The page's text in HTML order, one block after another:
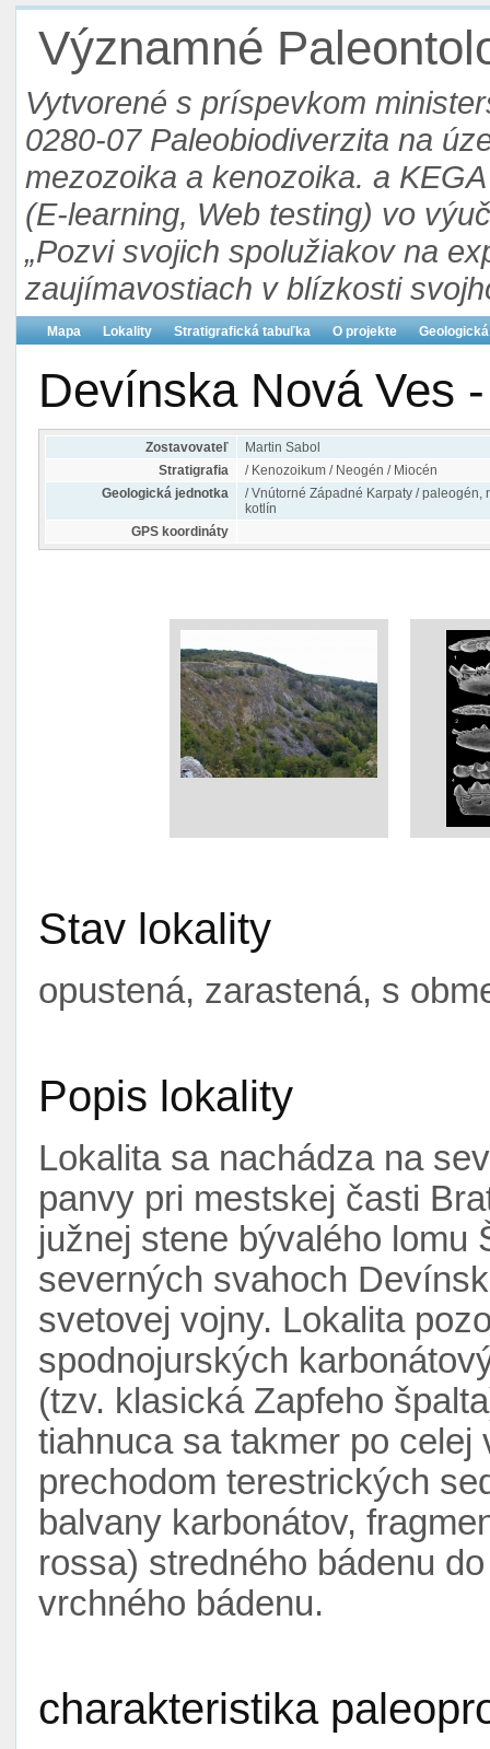
Významné
Vytvorené s príspevkom
0280-07 Paleobiodiverzita na
mezozoika a kenozoika. a
(E-learning, Web testing) vo
„Pozvi svojich spolužiakov na
zaujímavostiach v blízkosti
Mapa Lokality Stratigrafická tabuľka O projekte
Devínska Nová Ves
Zostavovateľ
Martin Sabol
Stratigrafia
/ Kenozoikum / Neogén / Miocén
Geologická jednotka
/ Vnútorné Západné Karpaty / paleogén,
kotlín
GPS koordináty
Stav lokality
opustená, zarastená, s
Popis lokality
Lokalita sa nachádza na
panvy pri mestskej časti
južnej stene bývalého lomu
severných svahoch
svetovej vojny. Lokalita
spodnojurských
(tzv. klasická Zapfeho
tiahnuca sa takmer po
prechodom terestrických
balvany karbonátov,
rossa) stredného bádenu
vrchného bádenu.
charakteristika